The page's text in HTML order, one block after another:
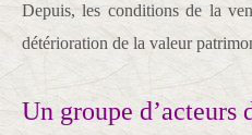
Depuis, les conditions de la
détérioration de la valeur
Un groupe d’acteurs